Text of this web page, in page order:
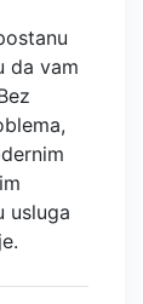
da vam
usluga